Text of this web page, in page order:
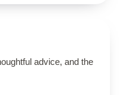
advice, and the